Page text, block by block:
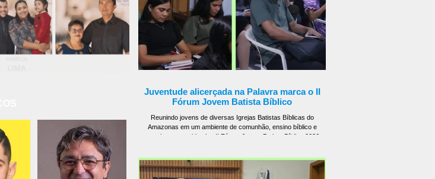
fé, ela representa um risco jurídico,
tributário e patrimonial significativo,
capaz de comprometer seriamente a
segurança financeira da igreja e de
seus dirigentes. Essa situação costuma
Juventude alicerçada na Palavra marca o II
Fórum Jovem Batista Bíblico
Reunindo jovens de diversas Igrejas Batistas Bíblicas do
Amazonas em um ambiente de comunhão, ensino bíblico e
crescimento espiritual, o II Fórum Jovem Batista Bíblico 2026,
fortalecimento da nova geração cristã. Com o tema "Alicerçados:
Firmes na Palavra, Diante dos Desafios Atuais da Juventude", o